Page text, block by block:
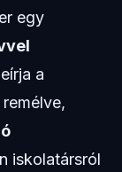
egy
a
iskolatársról